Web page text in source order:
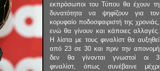
εκπρόσωποι του Τύπου θα έχουν τη
δυνατότητα να ψηφίζουν για τον
κορυφαίο ποδοσφαιριστή της χρονιάς,
ενώ θα γίνουν και κάποιες αλλαγές.
Η λίστα με τους φιναλίστ θα αυξηθεί
από 23 σε 30 και πριν την απονομή
δεν θα γίνονται γνωστοί οι 3
φιναλίστ, όπως συνέβαινε μέχρι